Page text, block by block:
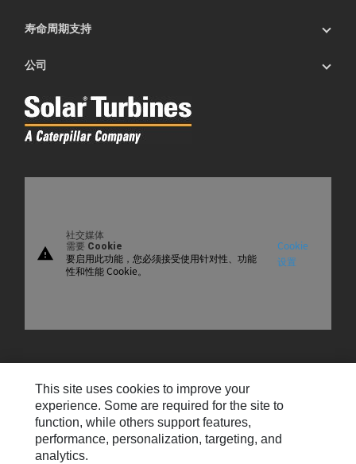
寿命周期支持
公司
warning
社交媒体
需要 Cookie
要启用此功能，您必须接受使用针对性、功能
性和性能 Cookie。
Cookie
设置
系我们
电子邮件首选项
Cookie Settings
This site uses cookies to improve your
experience. Some are required for the site to
function, while others support features,
performance, personalization, targeting, and
analytics.